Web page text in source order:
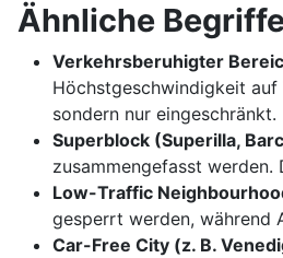
Ähnliche
Verkehrsberuhigter
Höchstgeschwindigkeit
sondern nur eingeschränkt.
Superblock (Superilla,
zusammengefasst
Low-Traffic
gesperrt werden, während
Car-Free City (z. B.